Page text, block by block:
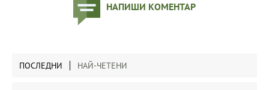
НАПИШИ КОМЕНТАР
ПОСЛЕДНИ НАЙ-ЧЕТЕНИ